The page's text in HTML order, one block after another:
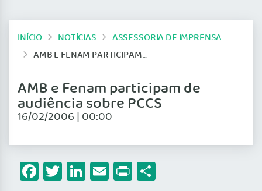
INÍCIO NOTÍCIAS
ASSESSORIA DE IMPRENSA
AMB E FENAM PARTICIPAM DE AUDIÊNCIA SOBRE PCCS
AMB e Fenam participam de
audiência sobre PCCS
16/02/2006 | 00:00
Facebook
Twitter
LinkedIn
Email
Print